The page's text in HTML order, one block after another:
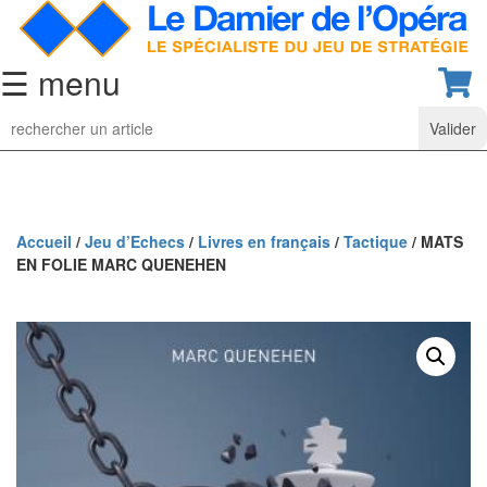
☰ menu
Jeu
d’Echecs
collection
classiques
Pièces
d’échecs
classiques
Coffrets
Accueil / Jeu d’Echecs / Livres en français / Tactique / MATS
EN FOLIE MARC QUENEHEN